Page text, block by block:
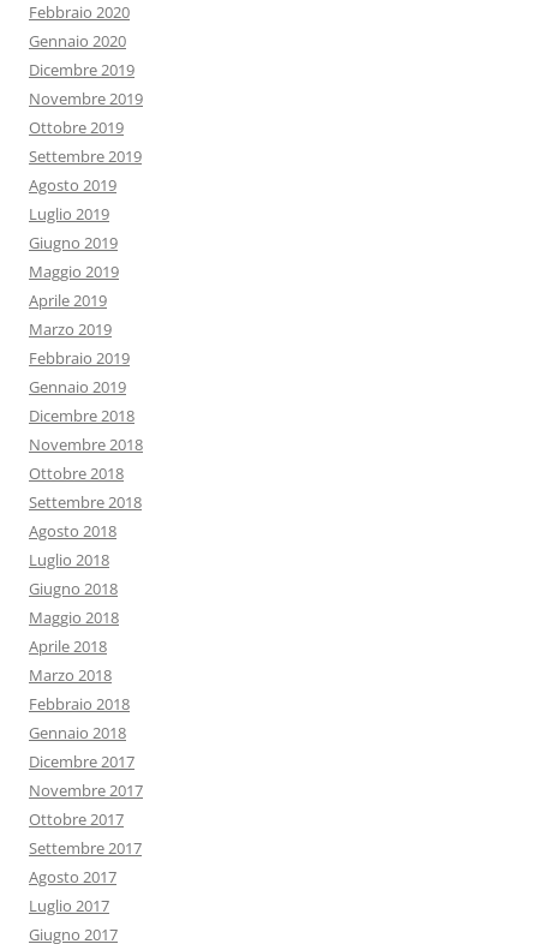
Febbraio 2020
Gennaio 2020
Dicembre 2019
Novembre 2019
Ottobre 2019
Settembre 2019
Agosto 2019
Luglio 2019
Giugno 2019
Maggio 2019
Aprile 2019
Marzo 2019
Febbraio 2019
Gennaio 2019
Dicembre 2018
Novembre 2018
Ottobre 2018
Settembre 2018
Agosto 2018
Luglio 2018
Giugno 2018
Maggio 2018
Aprile 2018
Marzo 2018
Febbraio 2018
Gennaio 2018
Dicembre 2017
Novembre 2017
Ottobre 2017
Settembre 2017
Agosto 2017
Luglio 2017
Giugno 2017